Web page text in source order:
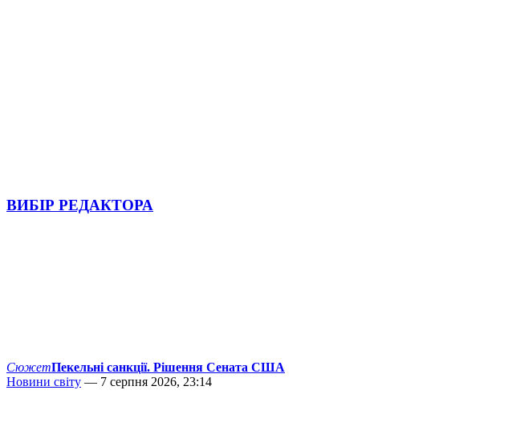
ВИБІР РЕДАКТОРА
СюжетПекельні санкції. Рішення Сената США
Новини світу — 7 серпня 2026, 23:14